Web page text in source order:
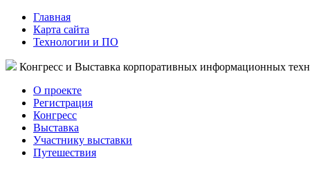
Главная
Карта сайта
Технологии и ПО
Конгресс и Выставка корпоративных информационных
О проекте
Регистрация
Конгресс
Выставка
Участнику выставки
Путешествия